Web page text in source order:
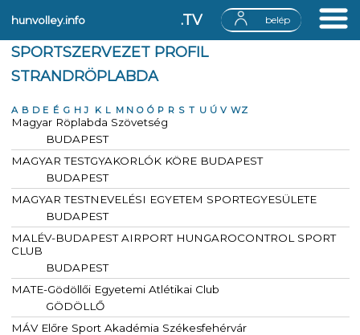
hunvolley.info .TV belép
SPORTSZERVEZET PROFIL
STRANDRÖPLABDA
A B D E É G H J K L M N O Ó P R S T U Ú V WZ
Magyar Röplabda Szövetség
BUDAPEST
MAGYAR TESTGYAKORLÓK KÖRE BUDAPEST
BUDAPEST
MAGYAR TESTNEVELÉSI EGYETEM SPORTEGYESÜLETE
BUDAPEST
MALÉV-BUDAPEST AIRPORT HUNGAROCONTROL SPORT
CLUB
BUDAPEST
MATE-Gödöllői Egyetemi Atlétikai Club
GÖDÖLLŐ
MÁV Előre Sport Akadémia Székesfehérvár